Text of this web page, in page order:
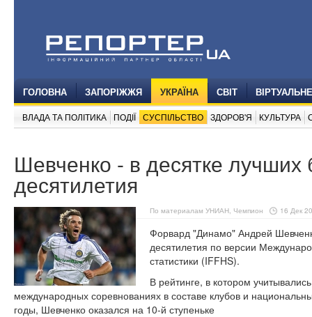
ГОЛОВНА ЗАПОРІЖЖЯ УКРАЇНА СВІТ
ВЛАДА ТА ПОЛІТИКА ПОДІЇ СУСПІЛЬСТВО ЗДОРОВ'Я КУЛЬТУРА
Шевченко - в десятке
десятилетия
По материалам УНИАН, Чемпион 16 Дек
Форвард "Динамо" Андрей
десятилетия по версии
статистики (IFFHS).
В рейтинге, в котором
международных соревнованиях в составе клубов и
годы, Шевченко оказался на 10-й ступеньке